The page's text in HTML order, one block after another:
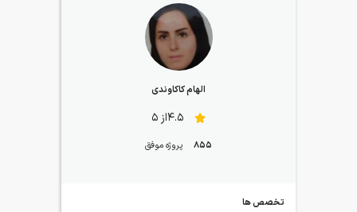
الهام کاکاوندی
4.5از 5
855 پروژه موفق
تخصص ها